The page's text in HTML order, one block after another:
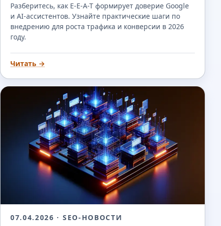
Разберитесь, как E-E-A-T формирует доверие Google
и AI-ассистентов. Узнайте практические шаги по
внедрению для роста трафика и конверсии в 2026
году.
Читать →
07.04.2026 · SEO-НОВОСТИ